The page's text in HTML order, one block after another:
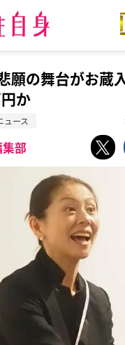
願の舞台がお蔵
か
ュース
集部